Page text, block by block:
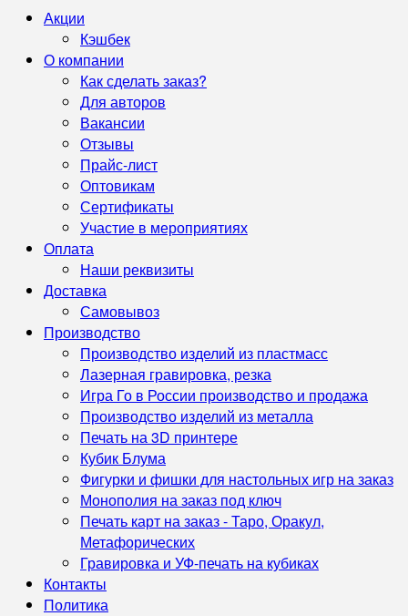
Акции
Кэшбек
О компании
Как сделать заказ?
Для авторов
Вакансии
Отзывы
Прайс-лист
Оптовикам
Сертификаты
Участие в мероприятиях
Оплата
Наши реквизиты
Доставка
Самовывоз
Производство
Производство изделий из пластмасс
Лазерная гравировка, резка
Игра Го в России производство и продажа
Производство изделий из металла
Печать на 3D принтере
Кубик Блума
Фигурки и фишки для настольных игр на заказ
Монополия на заказ под ключ
Печать карт на заказ - Таро, Оракул,
Метафорических
Гравировка и УФ‑печать на кубиках
Контакты
Политика